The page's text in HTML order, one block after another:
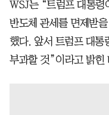
WSJ는 “트럼프 대통령
반도체 관세를 면제받
했다. 앞서 트럼프 대통
부과할 것”이라고 밝힌